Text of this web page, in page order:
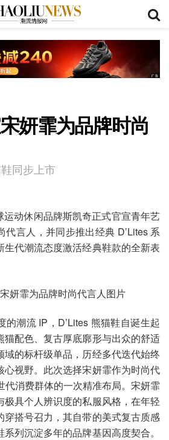
妍霏为品牌时尚
同步上市
动休闲品牌斯凯奇正式官宣青年艺
代言人，并同步推出经典 D’Lites 系
代潮流态度激活经典鞋款的全新表
的潮流 IP，D’Lites 熊猫鞋自诞生起
猫配色、复古厚底廓形与出众的舒适
域的标杆级单品，历经多代迭代始终
心视野。此次选择宋妍霏作为时尚代
代消费群体的一次精准布局。宋妍霏
具个人辨识度的私服风格，在年轻
穿搭号召力，其自带的美式复古质感
列沉淀多年的品牌基因高度契合。